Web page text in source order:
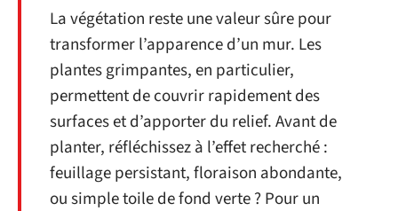
La végétation reste une valeur sûre pour
transformer l’apparence d’un mur. Les
plantes grimpantes, en particulier,
permettent de couvrir rapidement des
surfaces et d’apporter du relief. Avant de
planter, réfléchissez à l’effet recherché :
feuillage persistant, floraison abondante,
ou simple toile de fond verte ? Pour un